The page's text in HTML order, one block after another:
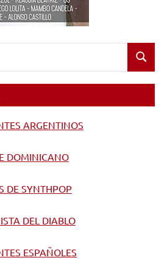
Buscar
ARGENTINOS
DOMINICANO
DE SYNTHPOP
DEL DIABLO
ESPAÑOLES